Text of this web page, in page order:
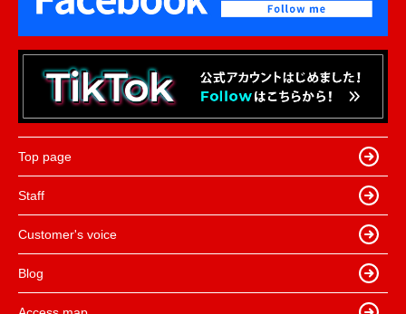
Top page
Staff
Customer's voice
Blog